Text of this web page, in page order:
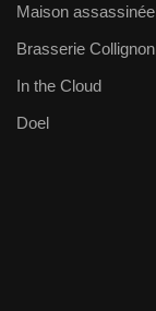
Maison assassinée
Brasserie Collignon
In the Cloud
Doel